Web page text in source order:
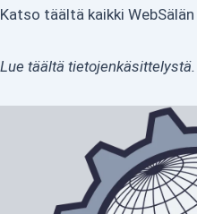
Katso täältä kaikki WebSälän
Lue täältä tietojenkäsittelystä.